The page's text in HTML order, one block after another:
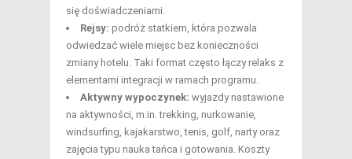
się doświadczeniami.
Rejsy: podróż statkiem, która pozwala
odwiedzać wiele miejsc bez konieczności
zmiany hotelu. Taki format często łączy relaks z
elementami integracji w ramach programu.
Aktywny wypoczynek: wyjazdy nastawione
na aktywności, m.in. trekking, nurkowanie,
windsurfing, kajakarstwo, tenis, golf, narty oraz
zajęcia typu nauka tańca i gotowania. Koszty